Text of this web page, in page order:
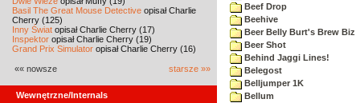
Basil The Great Mouse Detective opisał Charlie
Cherry (125)
Inny Świat opisał Charlie Cherry (17)
Inspektor opisał Charlie Cherry (19)
Grand Prix Simulator opisał Charlie Cherry (16)
«« nowsze starsze »»
Wewnętrzne/Internals
Beef Drop
Beehive
Beer Belly Burt's Brew Biz
Beer Shot
Behind Jaggi Lines!
Belegost
Belljumper 1K
Bellum